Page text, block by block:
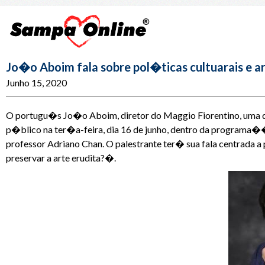
Jo�o Aboim fala sobre pol�ticas cultuarais e
Junho 15, 2020
O portugu�s Jo�o Aboim, diretor do Maggio Fiorentino, uma
p�blico na ter�a-feira, dia 16 de junho, dentro da
professor Adriano Chan. O palestrante ter� sua fala
preservar a arte erudita?�.